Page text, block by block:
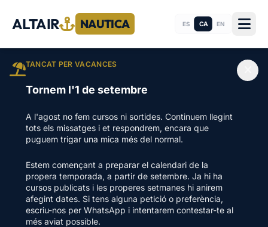
ALTAIR NAUTICA ES CA EN
TANCAT PER VACANCES
Tornem l'1 de setembre
A l'agost no fem cursos ni sortides. Continuem llegint
tots els missatges i et respondrem, encara que
puguem trigar una mica més del normal.
Estem començant a preparar el calendari de la
propera temporada, a partir de setembre. Ja hi ha
cursos publicats i les properes setmanes hi anirem
afegint dates. Si tens alguna petició o preferència,
escriu-nos per WhatsApp i intentarem contestar-te al
més aviat possible.